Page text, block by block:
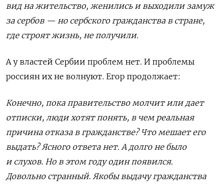
вид на жительство, женились и выходили замуж
за сербов — но сербского гражданства в стране,
где строят жизнь, не получили.
А у властей Сербии проблем нет. И проблемы
россиян их не волнуют. Егор продолжает:
Конечно, пока правительство молчит или дает
отписки, люди хотят понять, в чем реальная
причина отказа в гражданстве? Что мешает его
выдать? Ясного ответа нет. А долго не было
и слухов. Но в этом году один появился.
Довольно странный. Якобы выдачу гражданства